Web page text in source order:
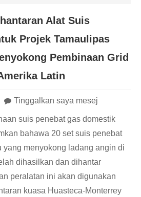
Alat Suis
Projek Tamaulipas
Pembinaan Grid
Latin
Tinggalkan saya mesej
suis penebat gas domestik
bahawa 20 set suis penebat
yang menyokong ladang angin di
dihasilkan dan dihantar
peralatan ini akan digunakan
kuasa Huasteca-Monterrey